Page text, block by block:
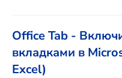
Office Tab -
вкладками в
Excel)